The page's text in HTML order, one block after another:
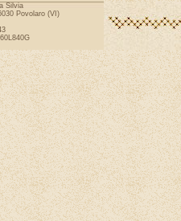
Silvia
Povolaro (VI)